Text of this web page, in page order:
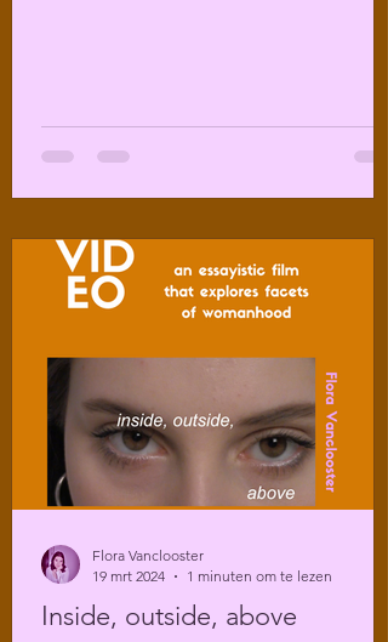
Inside, outside, above
Flora Vanclooster
19 mrt 2024
1 minuten om te lezen